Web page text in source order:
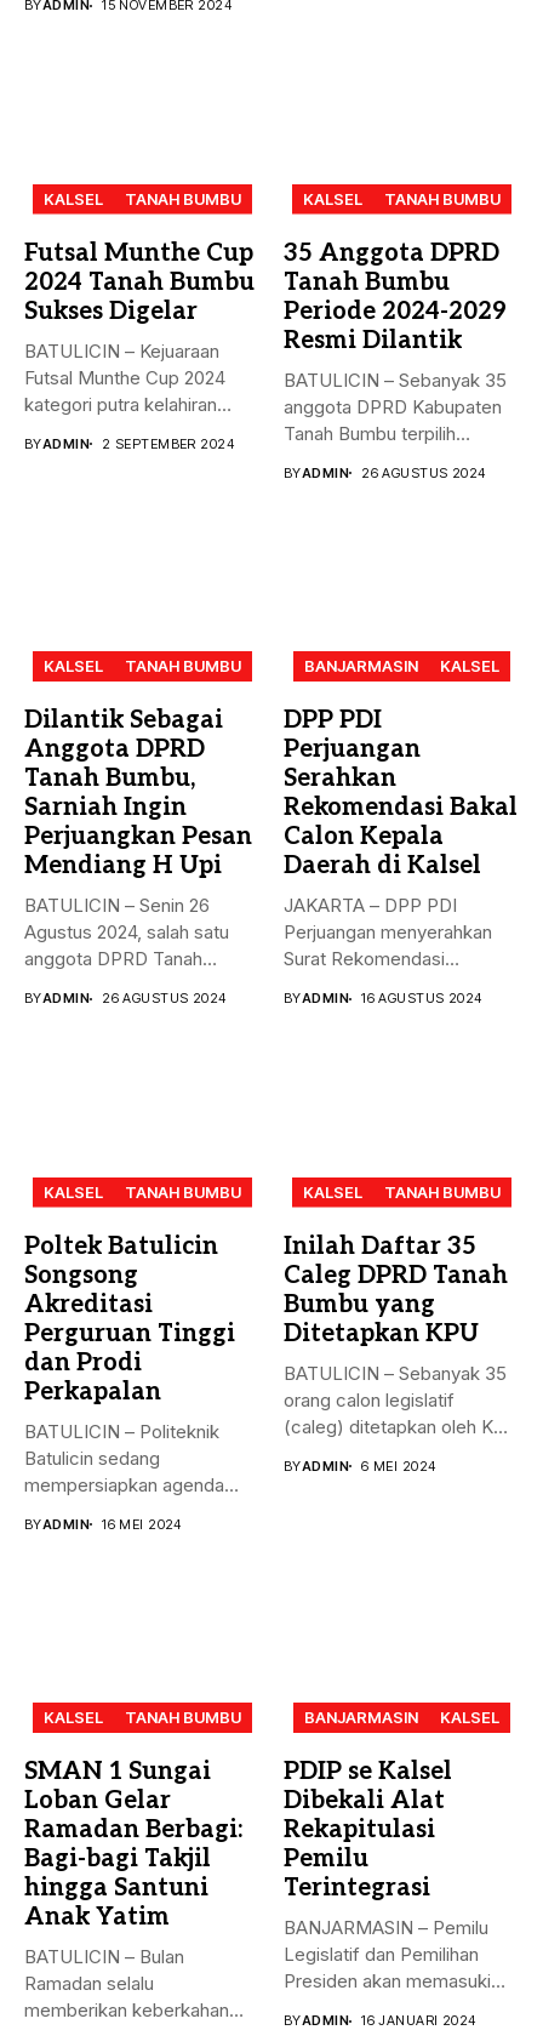
BYADMIN 15 NOVEMBER 2024
KALSEL TANAH BUMBU
Futsal Munthe Cup
2024 Tanah Bumbu
Sukses Digelar
BATULICIN – Kejuaraan
Futsal Munthe Cup 2024
kategori putra kelahiran
BYADMIN 2 SEPTEMBER 2024
KALSEL TANAH BUMBU
35 Anggota DPRD
Tanah Bumbu
Periode 2024-2029
Resmi Dilantik
BATULICIN – Sebanyak 35
anggota DPRD Kabupaten
Tanah Bumbu terpilih
BYADMIN 26 AGUSTUS 2024
KALSEL TANAH BUMBU
Dilantik Sebagai
Anggota DPRD
Tanah Bumbu,
Sarniah Ingin
Perjuangkan Pesan
Mendiang H Upi
BATULICIN – Senin 26
Agustus 2024, salah satu
anggota DPRD Tanah
BYADMIN 26 AGUSTUS 2024
BANJARMASIN KALSEL
DPP PDI
Perjuangan
Serahkan
Rekomendasi Bakal
Calon Kepala
Daerah di Kalsel
JAKARTA – DPP PDI
Perjuangan menyerahkan
Surat Rekomendasi
BYADMIN 16 AGUSTUS 2024
KALSEL TANAH BUMBU
Poltek Batulicin
Songsong
Akreditasi
Perguruan Tinggi
dan Prodi
Perkapalan
BATULICIN – Politeknik
Batulicin sedang
mempersiapkan agenda
BYADMIN 16 MEI 2024
KALSEL TANAH BUMBU
Inilah Daftar 35
Caleg DPRD Tanah
Bumbu yang
Ditetapkan KPU
BATULICIN – Sebanyak 35
orang calon legislatif
(caleg) ditetapkan oleh KPU
BYADMIN 6 MEI 2024
KALSEL TANAH BUMBU
SMAN 1 Sungai
Loban Gelar
Ramadan Berbagi:
Bagi-bagi Takjil
hingga Santuni
Anak Yatim
BATULICIN – Bulan
Ramadan selalu
memberikan keberkahan
BANJARMASIN KALSEL
PDIP se Kalsel
Dibekali Alat
Rekapitulasi
Pemilu
Terintegrasi
BANJARMASIN – Pemilu
Legislatif dan Pemilihan
Presiden akan memasuki
BYADMIN 16 JANUARI 2024